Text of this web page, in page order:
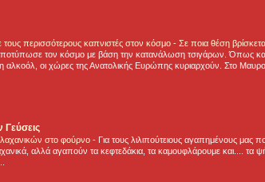
περισσότερους καπνιστές στον κόσμο - Σε ποια θέση
τον κόσμο με βάση την κατανάλωση τσιγάρων. Όπως
αλκοόλ, οι χώρες της Ανατολικής Ευρώπης κυριαρχούν. Στο
λαχανικών στο φούρνο - Για τους λιλιπούτειους αγαπημένους μας
αλλά αγαπούν τα κεφτεδάκια, τα καμουφλάρουμε και.... τα